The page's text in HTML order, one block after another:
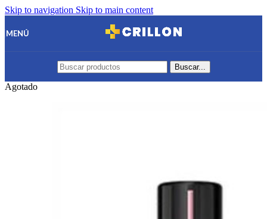
Skip to navigation Skip to main content
MENÚ
Buscar...
Agotado